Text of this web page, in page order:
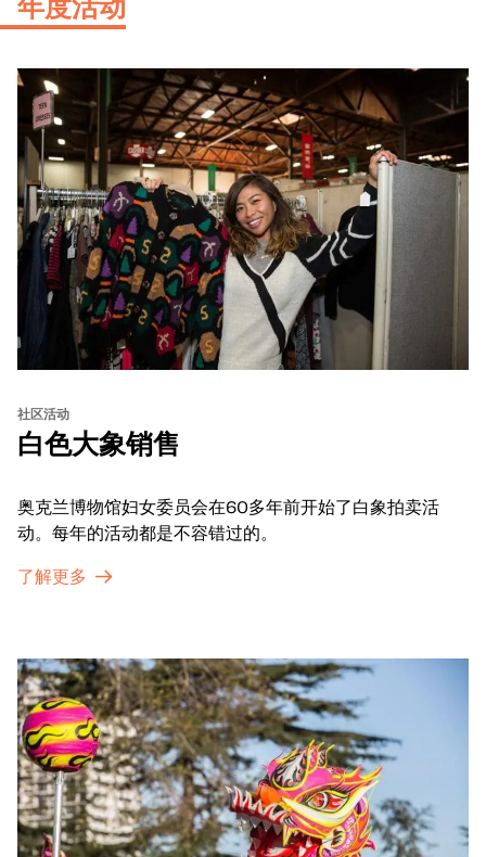
年度活动
社区活动
白色大象销售
奥克兰博物馆妇女委员会在60多年前开始了白象拍卖活
动。每年的活动都是不容错过的。
了解更多